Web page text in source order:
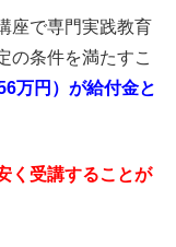
座で専門実践教育
の条件を満たすこ
万円）が給付金と
く受講することが